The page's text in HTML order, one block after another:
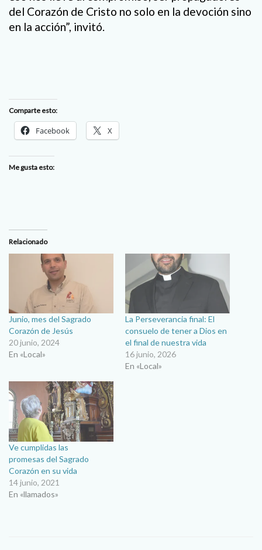
del Corazón de Cristo no solo en la devoción sino
en la acción”, invitó.
Comparte esto:
Facebook X
Me gusta esto:
Relacionado
Junio, mes del Sagrado
Corazón de Jesús
20 junio, 2024
En «Local»
La Perseverancia final: El
consuelo de tener a Dios en
el final de nuestra vida
16 junio, 2026
En «Local»
Ve cumplidas las
promesas del Sagrado
Corazón en su vida
14 junio, 2021
En «llamados»